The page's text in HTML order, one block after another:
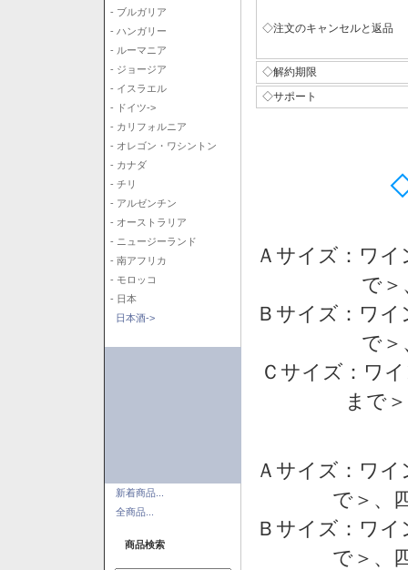
- ブルガリア
- ハンガリー
- ルーマニア
- ジョージア
- イスラエル
- ドイツ->
- カリフォルニア
- オレゴン・ワシントン
- カナダ
- チリ
- アルゼンチン
- オーストラリア
- ニュージーランド
- 南アフリカ
- モロッコ
- 日本
日本酒->
新着商品...
全商品...
商品検索
◇注文のキャンセルと返品
◇解約期限
◇サポート
Ａサイズ：ワ
で
Ｂサイズ：ワ
で
Ｃサイズ：ワ
まで
Ａサイズ：ワ
で＞、
Ｂサイズ：ワ
で＞、